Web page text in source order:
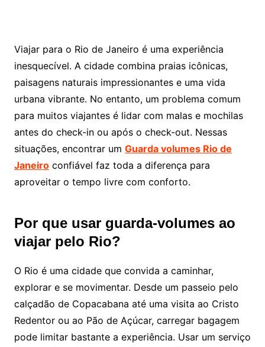
Viajar para o Rio de Janeiro é uma experiência
inesquecível. A cidade combina praias icônicas,
paisagens naturais impressionantes e uma vida
urbana vibrante. No entanto, um problema comum
para muitos viajantes é lidar com malas e mochilas
antes do check-in ou após o check-out. Nessas
situações, encontrar um Guarda volumes Rio de
Janeiroconfiável faz toda a diferença para
aproveitar o tempo livre com conforto.
Por que usar guarda-volumes ao
viajar pelo Rio?
O Rio é uma cidade que convida a caminhar,
explorar e se movimentar. Desde um passeio pelo
calçadão de Copacabana até uma visita ao Cristo
Redentor ou ao Pão de Açúcar, carregar bagagem
pode limitar bastante a experiência. Usar um serviço